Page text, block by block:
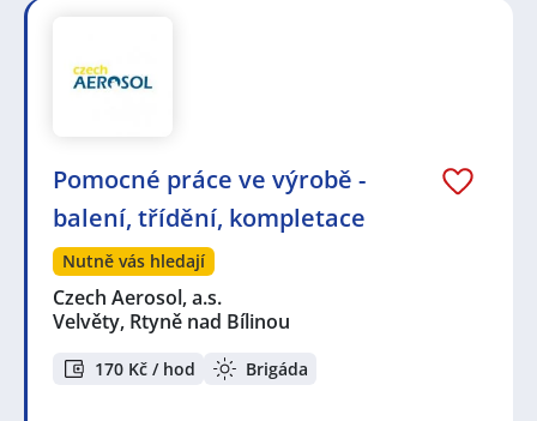
Pomocné práce ve výrobě -
balení, třídění, kompletace
Nutně vás hledají
Czech Aerosol, a.s.
Velvěty, Rtyně nad Bílinou
170 Kč / hod Brigáda